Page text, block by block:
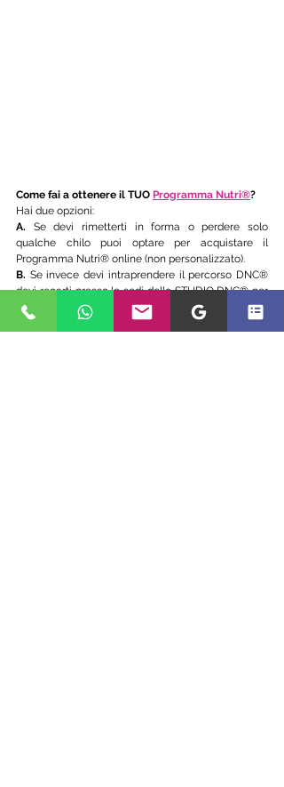
Come fai a ottenere il TUO Programma Nutri®?
Hai due opzioni:
A. Se devi rimetterti in forma o perdere solo
qualche chilo puoi optare per acquistare il
Programma Nutri® online (non personalizzato).
B. Se invece devi intraprendere il percorso DNC®
devi recarti presso le sedi dello STUDIO DNC® per
effettuare le visite e ti verrà fornito il Programma
Nutri® personalizzato.